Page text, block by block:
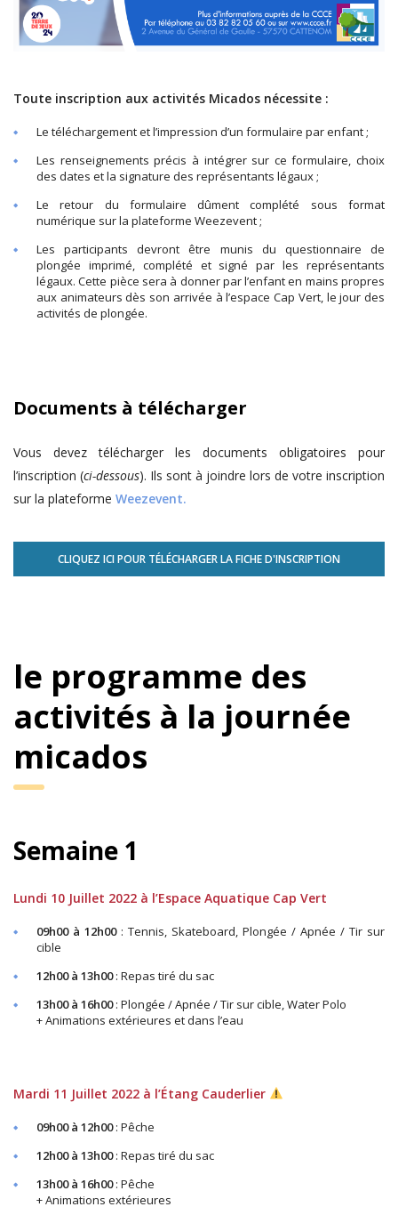
Toute inscription aux activités Micados nécessite :
Le téléchargement et l’impression d’un formulaire par enfant ;
Les renseignements précis à intégrer sur ce formulaire, choix
des dates et la signature des représentants légaux ;
Le retour du formulaire dûment complété sous format
numérique sur la plateforme Weezevent ;
Les participants devront être munis du questionnaire de
plongée imprimé, complété et signé par les représentants
légaux. Cette pièce sera à donner par l’enfant en mains propres
aux animateurs dès son arrivée à l’espace Cap Vert, le jour des
activités de plongée.
Documents à télécharger
Vous devez télécharger les documents obligatoires pour
l’inscription (ci-dessous). Ils sont à joindre lors de votre inscription
sur la plateforme Weezevent.
CLIQUEZ ICI POUR TÉLÉCHARGER LA FICHE D'INSCRIPTION
le programme des
activités à la journée
micados
Semaine 1
Lundi 10 Juillet 2022 à l’Espace Aquatique Cap Vert
09h00 à 12h00: Tennis, Skateboard, Plongée / Apnée / Tir sur
cible
12h00 à 13h00: Repas tiré du sac
13h00 à 16h00: Plongée / Apnée / Tir sur cible, Water Polo
+ Animations extérieures et dans l’eau
Mardi 11 Juillet 2022 à l’Étang Cauderlier
09h00 à 12h00: Pêche
12h00 à 13h00: Repas tiré du sac
13h00 à 16h00: Pêche
+ Animations extérieures